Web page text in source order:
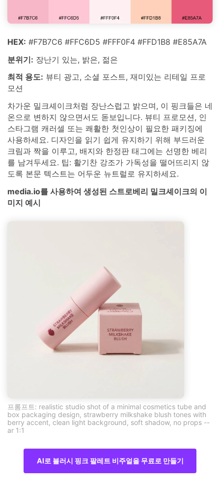
HEX: #F7B7C6 #FFC6D5 #FFF0F4 #FFD1B8 #E85A7A
분위기: 장난기 있는, 밝은, 젊은
최적 용도: 뷰티 광고, 소셜 포스트, 재미있는 리테일 프로
모션
차가운 밀크셰이크처럼 장난스럽고 밝으며, 이 핑크들은 네
온으로 변하지 않으면서도 돋보입니다. 뷰티 프로모션, 인
스타그램 캐러셀 또는 쾌활한 첫인상이 필요한 패키징에
사용하세요. 디자인을 읽기 쉽게 유지하기 위해 부드러운
크림과 짝을 이루고, 배지와 한정판 태그에는 선명한 베리
를 남겨두세요. 팁: 활기찬 강조가 가독성을 떨어뜨리지 않
도록 본문 텍스트는 어두운 뉴트럴로 유지하세요.
media.io를 사용하여 생성된 스트로베리 밀크셰이크의 이
미지 예시
프롬프트: realistic studio shot of a minimal cosmetics tube and
box packaging design, strawberry milkshake blush tones with
berry accent, clean light background, soft shadow, no props --
ar 1:1
AI로 블러시 핑크 팔레트 비주얼을 무료로 만들기